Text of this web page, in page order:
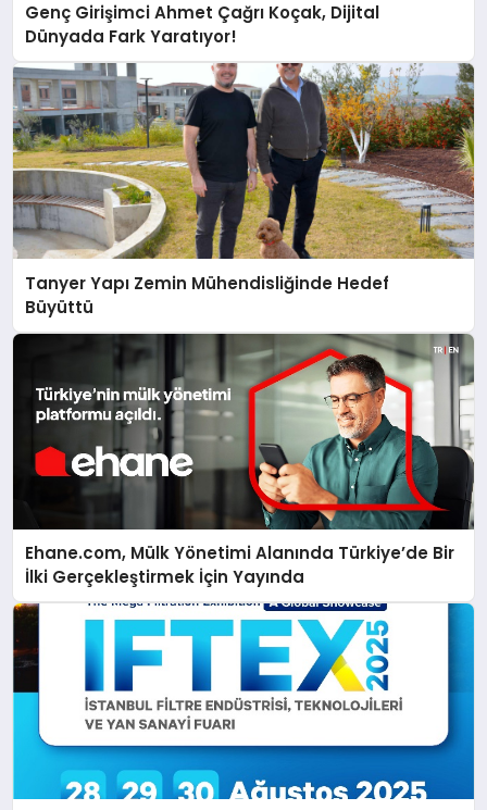
Genç Girişimci Ahmet Çağrı Koçak, Dijital
Dünyada Fark Yaratıyor!
Tanyer Yapı Zemin Mühendisliğinde Hedef
Büyüttü
Ehane.com, Mülk Yönetimi Alanında Türkiye’de Bir
İlki Gerçekleştirmek İçin Yayında